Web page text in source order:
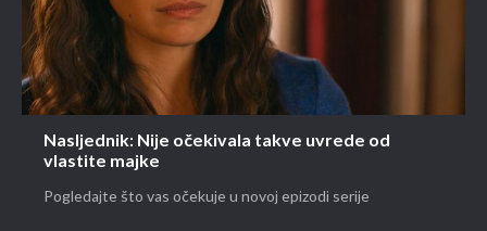
Nasljednik: Nije očekivala takve uvrede od
vlastite majke
Pogledajte što vas očekuje u novoj epizodi serije